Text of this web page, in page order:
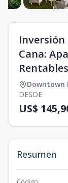
Inversión
Cana:
Rentables
Downtown
DESDE
US$
Resumen